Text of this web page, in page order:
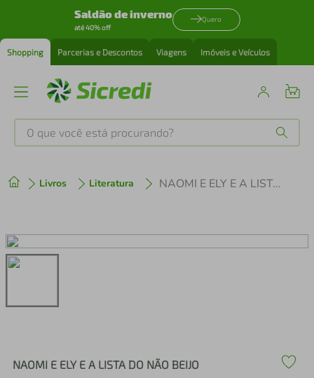
Saldão de inverno
até 40% off
Quero
Shopping Parcerias e Descontos Viagens Imóveis e Veículos
O que você está procurando?
Livros Literatura NAOMI E ELY E A LISTA DO NÃO BEIJO
NAOMI E ELY E A LISTA DO NÃO BEIJO
2º cafeteira